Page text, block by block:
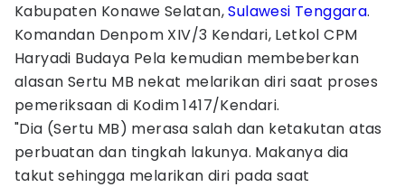
Kabupaten Konawe Selatan,Sulawesi Tenggara.
Komandan Denpom XIV/3 Kendari, Letkol CPM
Haryadi Budaya Pela kemudian membeberkan
alasan Sertu MB nekat melarikan diri saat proses
pemeriksaan di Kodim 1417/Kendari.
"Dia (Sertu MB) merasa salah dan ketakutan atas
perbuatan dan tingkah lakunya. Makanya dia
takut sehingga melarikan diri pada saat